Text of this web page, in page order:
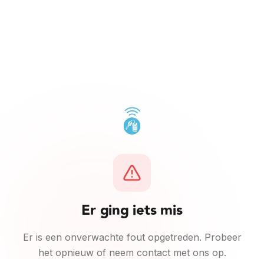
Er ging iets mis
Er is een onverwachte fout opgetreden. Probeer
het opnieuw of neem contact met ons op.